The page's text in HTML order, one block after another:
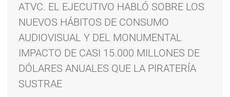
ATVC. EL EJECUTIVO HABLÓ SOBRE LOS
NUEVOS HÁBITOS DE CONSUMO
AUDIOVISUAL Y DEL MONUMENTAL
IMPACTO DE CASI 15.000 MILLONES DE
DÓLARES ANUALES QUE LA PIRATERÍA
SUSTRAE